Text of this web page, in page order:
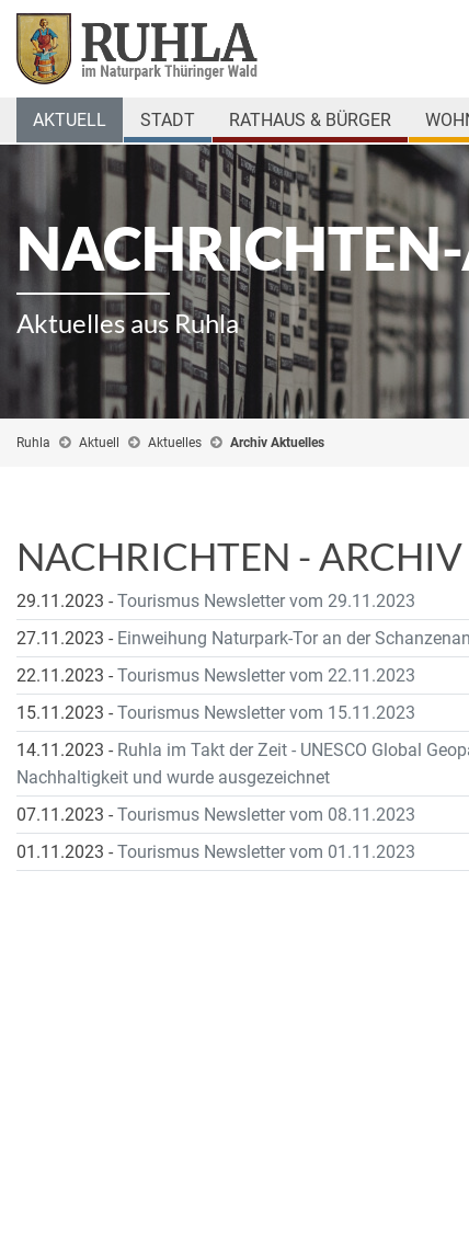
AKTUELL STADT RATHAUS & BÜRGER
Aktuelles aus Ruhla
Ruhla Aktuell Aktuelles Archiv Aktuelles
NACHRICHTEN -
29.11.2023 - Tourismus Newsletter vom 29.11.2023
27.11.2023 - Einweihung Naturpark-Tor an der
22.11.2023 - Tourismus Newsletter vom 22.11.2023
15.11.2023 - Tourismus Newsletter vom 15.11.2023
14.11.2023 - Ruhla im Takt der Zeit - UNESCO Global
Nachhaltigkeit und wurde ausgezeichnet
07.11.2023 - Tourismus Newsletter vom 08.11.2023
01.11.2023 - Tourismus Newsletter vom 01.11.2023